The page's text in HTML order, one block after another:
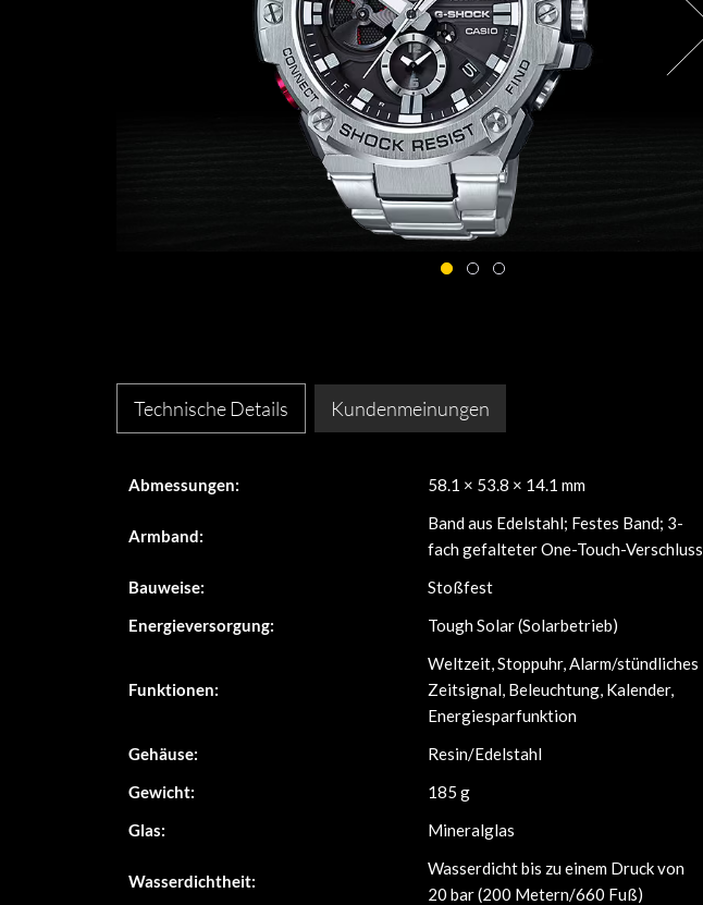
Technische Details Kundenmeinungen
Abmessungen: 58.1 × 53.8 × 14.1 mm
Armband:
Band aus Edelstahl; Festes Band; 3-
fach gefalteter One-Touch-Verschluss
Bauweise:
Stoßfest
Energieversorgung:
Tough Solar (Solarbetrieb)
Funktionen:
Weltzeit, Stoppuhr, Alarm/stündliches
Zeitsignal, Beleuchtung, Kalender,
Energiesparfunktion
Gehäuse:
Resin/Edelstahl
Gewicht:
185 g
Glas:
Mineralglas
Wasserdichtheit:
Wasserdicht bis zu einem Druck von
20 bar (200 Metern/660 Fuß)